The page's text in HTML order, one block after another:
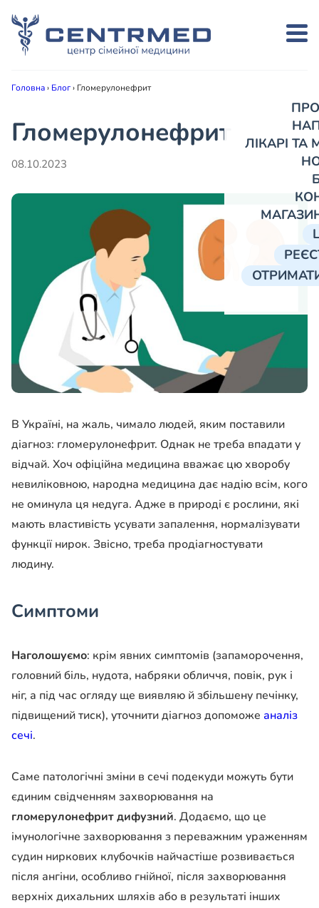
ЛІКАРІ
Головна› Блог› Гломерулонефрит
Гломерулонефрит
08.10.2023
В Україні, на жаль, чимало людей, яким поставили
діагноз: гломерулонефрит. Однак не треба впадати у
відчай. Хоч офіційна медицина вважає цю хворобу
невиліковною, народна медицина дає надію всім, кого
не оминула ця недуга. Адже в природі є рослини, які
мають властивість усувати запалення, нормалізувати
функції нирок. Звісно, треба продіагностувати
людину.
Симптоми
Наголошуємо: крім явних симптомів (запаморочення,
головний біль, нудота, набряки обличчя, повік, рук і
ніг, а під час огляду ще виявляю й збільшену печінку,
підвищений тиск), уточнити діагноз допоможе аналіз
сечі.
Саме патологічні зміни в сечі подекуди можуть бути
єдиним свідченням захворювання на
гломерулонефрит дифузний. Додаємо, що це
імунологічне захворювання з переважним ураженням
судин ниркових клубочків найчастіше розвивається
після ангіни, особливо гнійної, після захворювання
верхніх дихальних шляхів або в результаті інших